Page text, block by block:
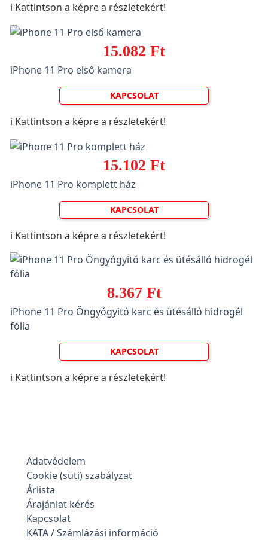
ℹ️ Kattintson a képre a részletekért!
15.082 Ft
iPhone 11 Pro első kamera
KAPCSOLAT
ℹ️ Kattintson a képre a részletekért!
15.102 Ft
iPhone 11 Pro komplett ház
KAPCSOLAT
ℹ️ Kattintson a képre a részletekért!
8.367 Ft
iPhone 11 Pro Öngyógyitó karc és ütésálló hidrogél
fólia
KAPCSOLAT
ℹ️ Kattintson a képre a részletekért!
Adatvédelem
Cookie (süti) szabályzat
Árlista
Árajánlat kérés
Kapcsolat
KATA / Számlázási információ